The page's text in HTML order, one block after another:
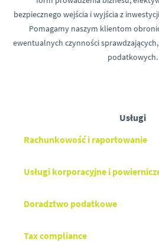
bezpiecznego wejścia i wyjścia z
Pomagamy naszym klientom
ewentualnych czynności
podatkowych.
Usługi
Rachunkowość i raportowanie
Usługi korporacyjne i
Doradztwo podatkowe
Tax compliance